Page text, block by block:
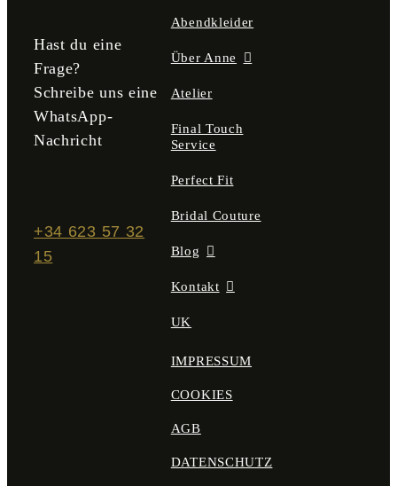
werden
Hast du eine
Frage?
Schreibe uns eine
WhatsApp-
Nachricht
+34 623 57 32
15
Abendkleider
Über Anne
Atelier
Final Touch
Service
Perfect Fit
Bridal Couture
Blog
Kontakt
UK
IMPRESSUM
COOKIES
AGB
DATENSCHUTZ